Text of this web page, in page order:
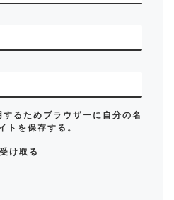
るためブラウザーに自分の名
トを保存する。
け取る